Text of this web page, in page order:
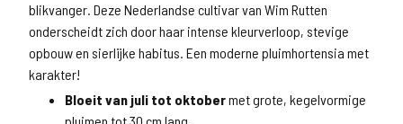
blikvanger. Deze Nederlandse cultivar van Wim Rutten
onderscheidt zich door haar intense kleurverloop, stevige
opbouw en sierlijke habitus. Een moderne pluimhortensia met
karakter!
Bloeit van juli tot oktobermet grote, kegelvormige